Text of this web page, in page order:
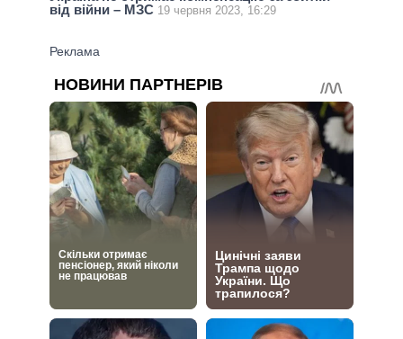
від війни – МЗС 19 червня 2023, 16:29